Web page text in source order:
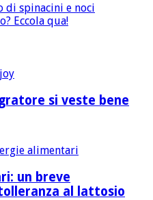
di spinacini e noci
Eccola qua!
si veste bene
un breve
al lattosio